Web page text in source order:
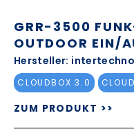
GRR-3500
OUTDOOR EIN/
Hersteller: intertechno
CLOUDBOX 3.0
ZUM PRODUKT >>